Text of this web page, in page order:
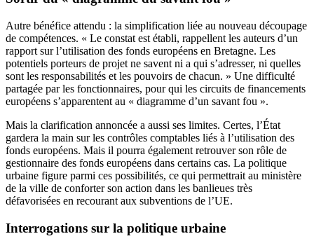
Autre bénéfice attendu : la simplification liée au nouveau découpage
de compétences. « Le constat est établi, rappellent les auteurs d’un
rapport sur l’utilisation des fonds européens en Bretagne. Les
potentiels porteurs de projet ne savent ni a qui s’adresser, ni quelles
sont les responsabilités et les pouvoirs de chacun. » Une difficulté
partagée par les fonctionnaires, pour qui les circuits de financements
européens s’apparentent au « diagramme d’un savant fou ».
Mais la clarification annoncée a aussi ses limites. Certes, l’État
gardera la main sur les contrôles comptables liés à l’utilisation des
fonds européens. Mais il pourra également retrouver son rôle de
gestionnaire des fonds européens dans certains cas. La politique
urbaine figure parmi ces possibilités, ce qui permettrait au ministère
de la ville de conforter son action dans les banlieues très
défavorisées en recourant aux subventions de l’UE.
Interrogations sur la politique urbaine